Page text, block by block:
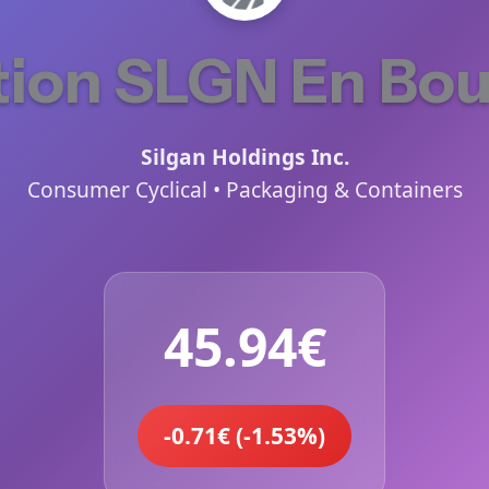
SLGN En
Silgan Holdings Inc.
Consumer Cyclical • Packaging & Containers
45.94€
-0.71€ (-1.53%)